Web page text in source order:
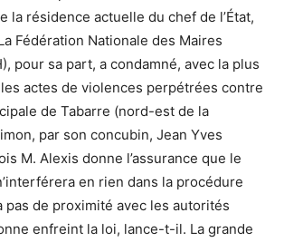
la résidence actuelle du chef de l’État,
Fédération Nationale des Maires
pour sa part, a condamné, avec la plus
actes de violences perpétrées contre
de Tabarre (nord-est de la
par son concubin, Jean Yves
M. Alexis donne l’assurance que le
en rien dans la procédure
pas de proximité avec les autorités
enfreint la loi, lance-t-il. La grande